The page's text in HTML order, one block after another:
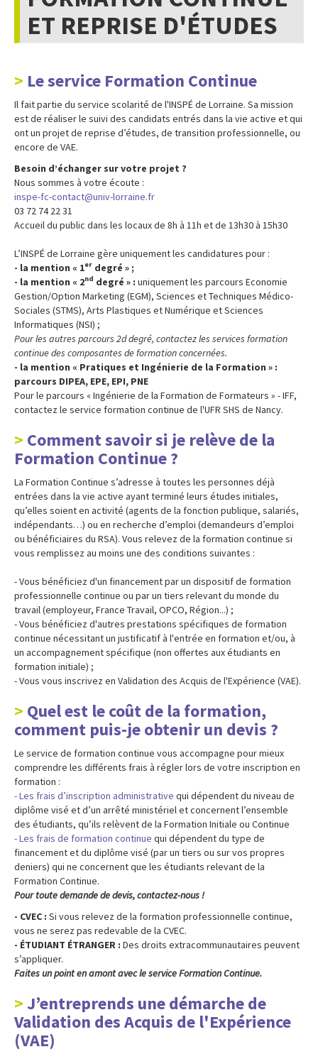
ET REPRISE D'ÉTUDES
Le service Formation Continue
Il fait partie du service scolarité de l'INSPÉ de Lorraine. Sa mission
est de réaliser le suivi des candidats entrés dans la vie active et qui
ont un projet de reprise d’études, de transition professionnelle, ou
encore de VAE.
Besoin d’échanger sur votre projet ?
Nous sommes à votre écoute :
inspe-fc-contact@univ-lorraine.fr
03 72 74 22 31
Accueil du public dans les locaux de 8h à 11h et de 13h30 à 15h30
L’INSPÉ de Lorraine gère uniquement les candidatures pour :
- la mention « 1er degré » ;
- la mention « 2nd degré » : uniquement les parcours Economie
Gestion/Option Marketing (EGM), Sciences et Techniques Médico-
Sociales (STMS), Arts Plastiques et Numérique et Sciences
Informatiques (NSI) ;
Pour les autres parcours 2d degré, contactez les services formation
continue des composantes de formation concernées.
- la mention « Pratiques et Ingénierie de la Formation » :
parcours DIPEA, EPE, EPI, PNE
Pour le parcours « Ingénierie de la Formation de Formateurs » - IFF,
contactez le service formation continue de l'UFR SHS de Nancy.
Comment savoir si je relève de la
Formation Continue ?
La Formation Continue s’adresse à toutes les personnes déjà
entrées dans la vie active ayant terminé leurs études initiales,
qu’elles soient en activité (agents de la fonction publique, salariés,
indépendants…) ou en recherche d’emploi (demandeurs d’emploi
ou bénéficiaires du RSA). Vous relevez de la formation continue si
vous remplissez au moins une des conditions suivantes :
- Vous bénéficiez d'un financement par un dispositif de formation
professionnelle continue ou par un tiers relevant du monde du
travail (employeur, France Travail, OPCO, Région...) ;
- Vous bénéficiez d'autres prestations spécifiques de formation
continue nécessitant un justificatif à l'entrée en formation et/ou, à
un accompagnement spécifique (non offertes aux étudiants en
formation initiale) ;
- Vous vous inscrivez en Validation des Acquis de l'Expérience (VAE).
Quel est le coût de la formation,
comment puis-je obtenir un devis ?
Le service de formation continue vous accompagne pour mieux
comprendre les différents frais à régler lors de votre inscription en
formation :
- Les frais d’inscription administrative qui dépendent du niveau de
diplôme visé et d’un arrêté ministériel et concernent l’ensemble
des étudiants, qu’ils relèvent de la Formation Initiale ou Continue
- Les frais de formation continue qui dépendent du type de
financement et du diplôme visé (par un tiers ou sur vos propres
deniers) qui ne concernent que les étudiants relevant de la
Formation Continue.
Pour toute demande de devis, contactez-nous !
- CVEC : Si vous relevez de la formation professionnelle continue,
vous ne serez pas redevable de la CVEC.
- ÉTUDIANT ÉTRANGER : Des droits extracommunautaires peuvent
s’appliquer.
Faites un point en amont avec le service Formation Continue.
J’entreprends une démarche de
Validation des Acquis de l'Expérience
(VAE)